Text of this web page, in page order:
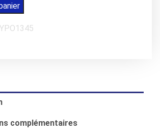
complémentaires